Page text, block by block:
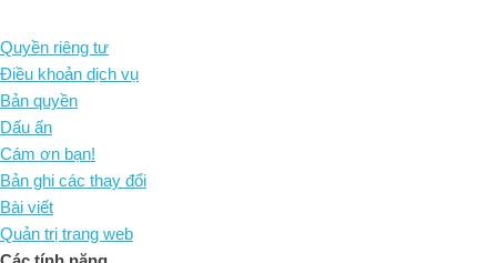
Quyền riêng tư
Điều khoản dịch vụ
Bản quyền
Dấu ấn
Cám ơn bạn!
Bản ghi các thay đổi
Bài viết
Quản trị trang web